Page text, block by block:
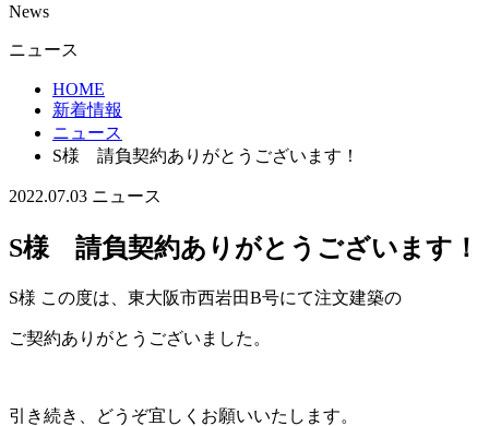
News
ニュース
HOME
新着情報
ニュース
S様 請負契約ありがとうございます！
2022.07.03 ニュース
S様 請負契約ありがとうございます！
S様 この度は、東大阪市西岩田B号にて注文建築の
ご契約ありがとうございました。
引き続き、どうぞ宜しくお願いいたします。